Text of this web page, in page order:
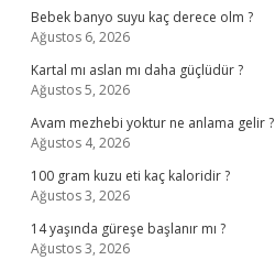
Bebek banyo suyu kaç derece olm ?
Ağustos 6, 2026
Kartal mı aslan mı daha güçlüdür ?
Ağustos 5, 2026
Avam mezhebi yoktur ne anlama gelir ?
Ağustos 4, 2026
100 gram kuzu eti kaç kaloridir ?
Ağustos 3, 2026
14 yaşında güreşe başlanır mı ?
Ağustos 3, 2026